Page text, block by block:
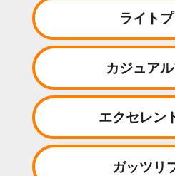
ライト
カジュア
エクセレン
ガッツリ